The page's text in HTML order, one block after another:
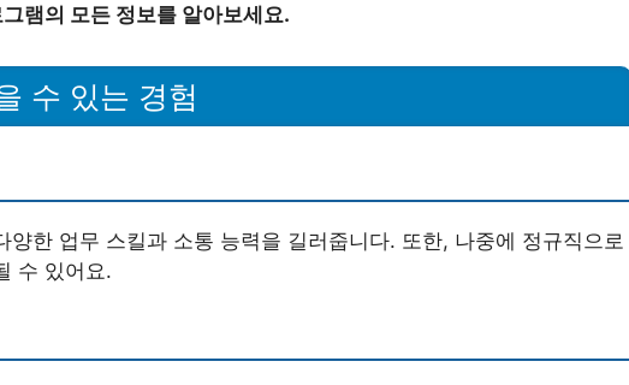
램의 모든 정보를 알아보세요.
수 있는 경험
양한 업무 스킬과 소통 능력을 길러줍니다. 또한, 나중에 정규직으로
수 있어요.